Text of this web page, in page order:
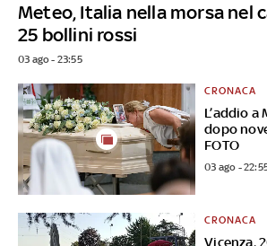
Meteo, Italia nella morsa nel
25 bollini rossi
03 ago - 23:55
L’addio
dopo
FOTO
CRONACA
03 ago -
Vicenza,
CRONACA